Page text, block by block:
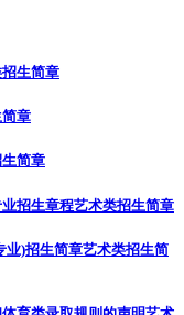
生简章
章
简章
招生章程艺术类招生简章
业)招生简章艺术类招生简